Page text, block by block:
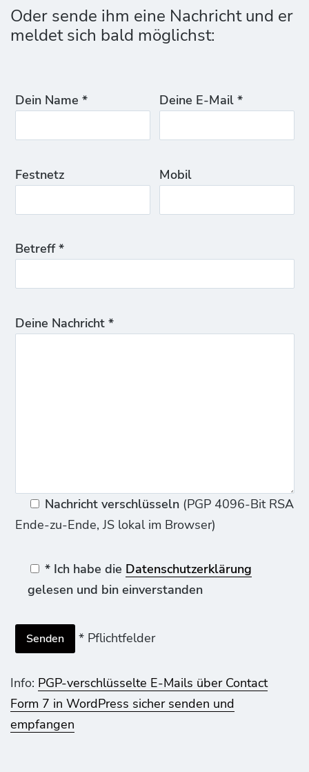
Oder sende ihm eine Nachricht und er
meldet sich bald möglichst:
Dein Name * Deine E-Mail *
Festnetz Mobil
Betreff *
Deine Nachricht *
Nachricht verschlüsseln(PGP 4096-Bit RSA
Ende-zu-Ende, JS lokal im Browser)
* Ich habe die Datenschutzerklärung
gelesen und bin einverstanden
* Pflichtfelder
Info: PGP-verschlüsselte E-Mails über Contact
Form 7 in WordPress sicher senden und
empfangen